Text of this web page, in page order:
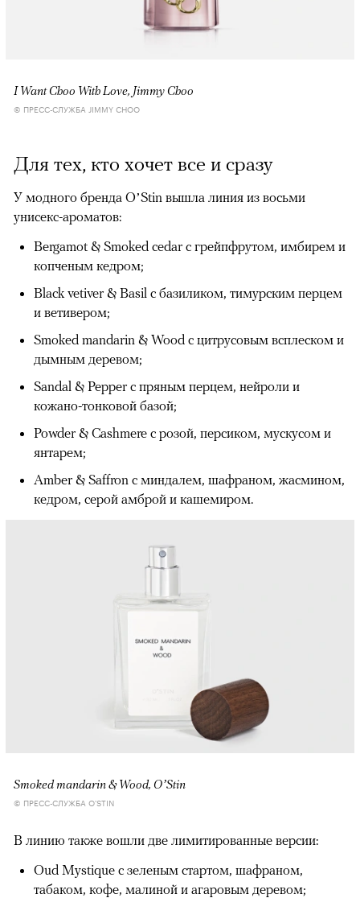
I Want Choo With Love, Jimmy Choo
© ПРЕСС-СЛУЖБА JIMMY CHOO
Для тех, кто хочет все и сразу
У модного бренда O’Stin вышла линия из восьми
унисекс-ароматов:
Bergamot & Smoked cedar с грейпфрутом, имбирем и
копченым кедром;
Black vetiver & Basil с базиликом, тимурским перцем
и ветивером;
Smoked mandarin & Wood с цитрусовым всплеском и
дымным деревом;
Sandal & Pepper с пряным перцем, нейроли и
кожано-тонковой базой;
Powder & Cashmere с розой, персиком, мускусом и
янтарем;
Amber & Saffron с миндалем, шафраном, жасмином,
кедром, серой амброй и кашемиром.
Smoked mandarin & Wood, O’Stin
© ПРЕСС-СЛУЖБА O'STIN
В линию также вошли две лимитированные версии:
Oud Mystique с зеленым стартом, шафраном,
табаком, кофе, малиной и агаровым деревом;